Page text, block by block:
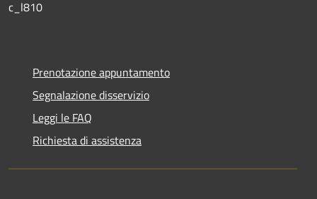
c_l810
Prenotazione appuntamento
Segnalazione disservizio
Leggi le FAQ
Richiesta di assistenza